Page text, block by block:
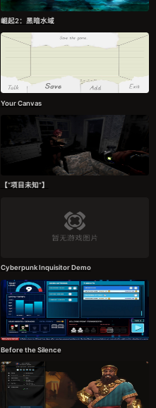
崛起2：黑暗水域
Your Canvas
【“项目未知”】
Cyberpunk Inquisitor Demo
Before the Silence